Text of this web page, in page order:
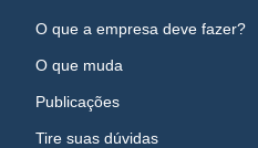
O que a empresa deve fazer?
O que muda
Publicações
Tire suas dúvidas